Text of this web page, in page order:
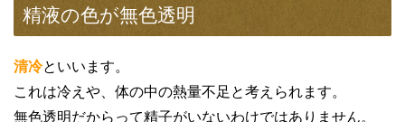
精液の色が無色透明
清冷といいます。
これは冷えや、体の中の熱量不足と考えられます。
無色透明だからって精子がいないわけではありません。